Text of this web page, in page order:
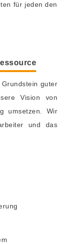
für jeden den
guter
Vision von
umsetzen. Wir
und das